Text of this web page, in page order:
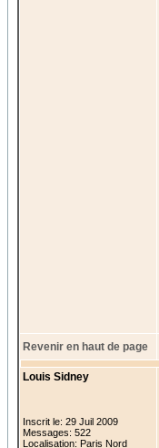
Revenir en haut de page
Louis Sidney
Inscrit le: 29 Juil 2009
Messages: 522
Localisation: Paris Nord